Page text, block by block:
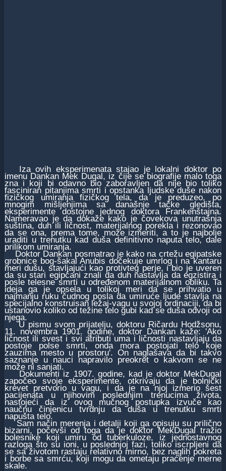
Iza ovih eksperimenata stajao je lokalni doktor po
imenu Dankan Mek Dugal, iz čije se biografije malo toga
zna i koji bi odavno bio zaboravljen da nije bio toliko
fasciniran pitanjima smrti i opstanka ljudske duše nakon
fizičkog umiranja fizičkog tela, da je preduzeo, po
mnogim mišljenjima sa današnje tačke gledišta,
eksperimente dostojne jednog doktora Frankenštajna.
Nameravao je da dokaže kako je čovekova unutrašnja
suština, duh ili ličnost, materijalnog porekla i rezonovao
da se ona, prema tome, može izmeriti, a to je najbolje
uraditi u trenutku kad duša definitivno naputa telo, dale
prilikom umiranja.
Doktor Dankan posmatrao je kako na crtežu egipatske
grobnice bog-šakal Anubis dočekuje umrlog i na kantaru
meri dušu, stavljajući kao protivteg perje, i bio je uveren
da su stari egipćani znali da duh nastavlja da egzistira i
posle telesne smrti u određenom materijalnom obliku. Ta
ideja ga je opsela u tolikoj meri da se prihvatio u
najmanju ruku čudnog posla da umiruće ljude stavlja na
specijalno konstruisan ležaj-vagu u svojoj ordinaciji, da bi
ustanovio koliko od težine telo gubi kad se duša odvoji od
njega.
U pismu svom prijatelju, doktoru Ričardu Hodžsonu,
11. novembra 1901. godine, doktor Dankan kaže: 'Ako
ličnost ili svest i svi atributi uma i ličnosti nastavljaju da
postoje polse smrti, onda mora postojati telo koje
zauzima mesto u prostoru'. On naglašava da bi takvo
saznanje u nauci napravilo preokret o kakvom se ne
može ni sanjati.
Dokumenti iz 1907. godine, kad je doktor MekDugal
započeo svoje eksperimente, otkrivaju da je bolnički
krevet pretvorio u vagu, i da je na njoj izmerio šest
pacijenata u njihovim poslednjim trenucima života,
nastojeći da iz ovog mučnog postupka izvuče kao
naučnu činjenicu tvrdnju da duša u trenutku smrti
napušta telo.
Sam način merenja i detalji koji ga opisuju su prilično
bizarni, počevši od toga da je doktor MekDugal tražio
bolesnike koji umiru od tuberkuloze, iz jednostavnog
razloga što su ioni, u poslednjoj fazi, toliko iscrpljeni da
se sa životom rastaju relativno mirno, bez naglih pokreta
i borbe sa smrću, koji mogu da ometaju praćenje merne
skale.